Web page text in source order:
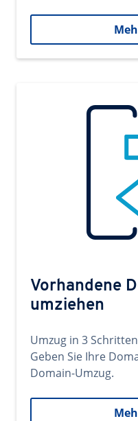
Vorhandene
umziehen
Umzug in 3
Geben Sie Ihre
Domain-Umzug.